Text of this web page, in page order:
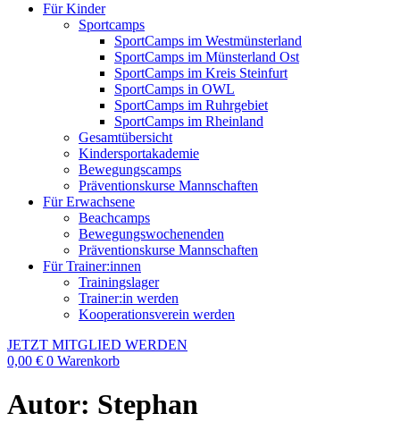
Für Kinder
Sportcamps
SportCamps im Westmünsterland
SportCamps im Münsterland Ost
SportCamps im Kreis Steinfurt
SportCamps in OWL
SportCamps im Ruhrgebiet
SportCamps im Rheinland
Gesamtübersicht
Kindersportakademie
Bewegungscamps
Präventionskurse Mannschaften
Für Erwachsene
Beachcamps
Bewegungswochenenden
Präventionskurse Mannschaften
Für Trainer:innen
Trainingslager
Trainer:in werden
Kooperationsverein werden
JETZT MITGLIED WERDEN
0,00 € 0 Warenkorb
Autor: Stephan